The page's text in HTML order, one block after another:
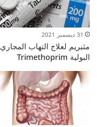
31 ديسمبر 2021
مثبريم لعلاج التهاب المجاري
البولية Trimethoprim